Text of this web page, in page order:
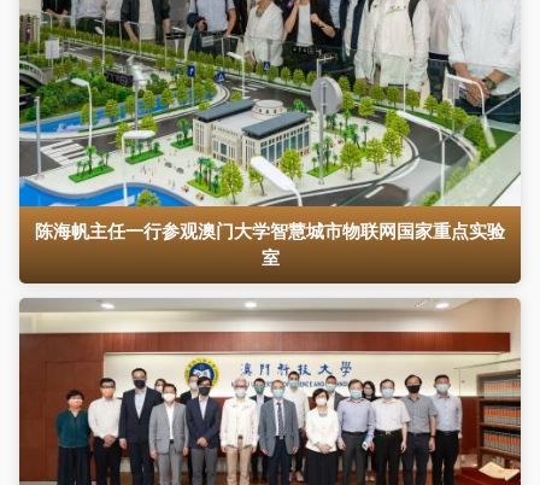
陈海帆主任一行参观澳门大学智慧城市物联网国家重点实验
室